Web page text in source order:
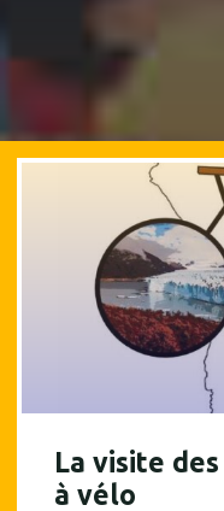
La visite
à vélo